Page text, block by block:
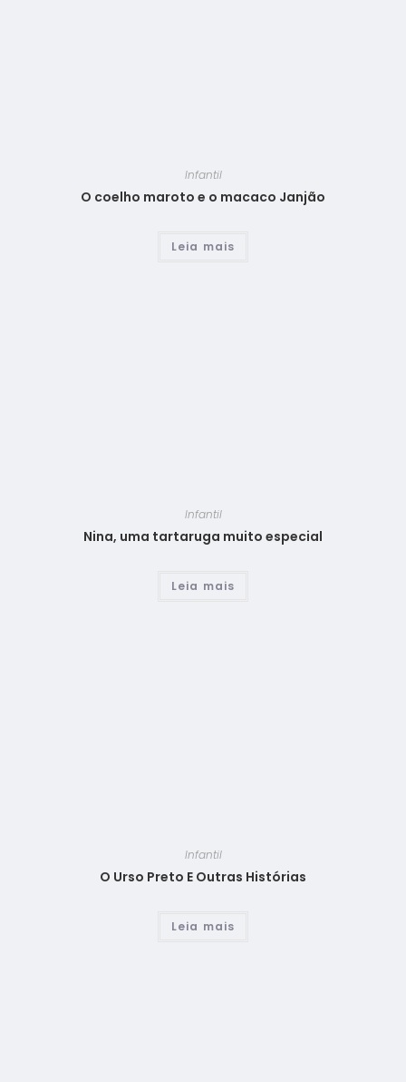
Infantil
O coelho maroto e o macaco Janjão
Leia mais
Infantil
Nina, uma tartaruga muito especial
Leia mais
Infantil
O Urso Preto E Outras Histórias
Leia mais